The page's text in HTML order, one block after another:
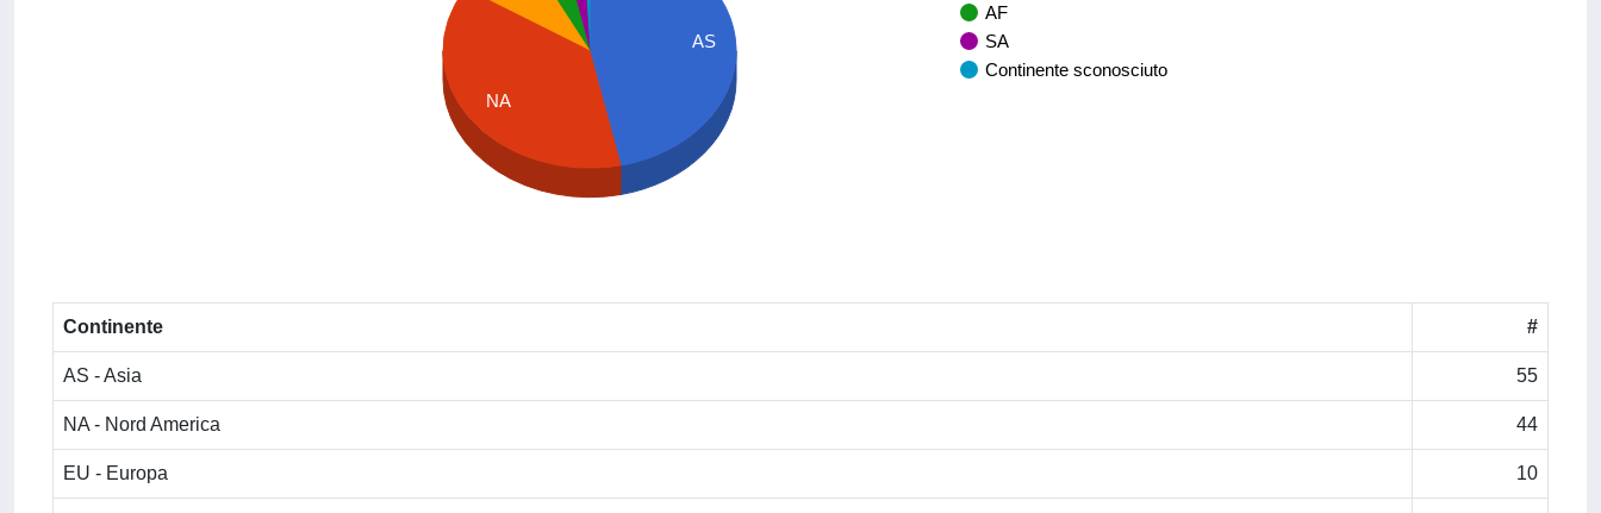
AF
SA
Continente sconosciuto
AS
NA
Continente #
AS - Asia 55
NA - Nord America 44
EU - Europa 10